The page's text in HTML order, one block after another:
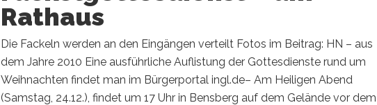
Rathaus
Die Fackeln werden an den Eingängen verteilt Fotos im Beitrag: HN – aus
dem Jahre 2010 Eine ausführliche Auflistung der Gottesdienste rund um
Weihnachten findet man im Bürgerportal ingl.de– Am Heiligen Abend
(Samstag, 24.12.), findet um 17 Uhr in Bensberg auf dem Gelände vor dem